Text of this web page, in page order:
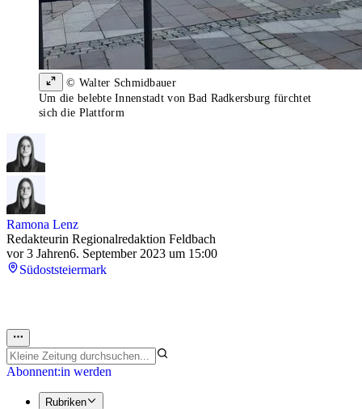
© Walter Schmidbauer
Um die belebte Innenstadt von Bad Radkersburg fürchtet
sich die Plattform
Ramona Lenz
Redakteurin Regionalredaktion Feldbach
vor 3 Jahren6. September 2023 um 15:00
Südoststeiermark
Abonnent:in werden
Rubriken